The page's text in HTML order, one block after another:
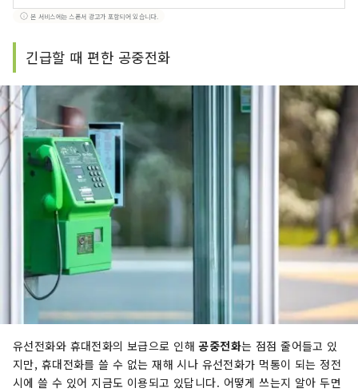
본 서비스에는 스폰서 광고가 포함되어 있습니다.
긴급할 때 편한 공중전화
유선전화와 휴대전화의 보급으로 인해공중전화는 점점 줄어들고 있
지만, 휴대전화를 쓸 수 없는 재해 시나 유선전화가 먹통이 되는 정전
시에 쓸 수 있어 지금도 이용되고 있답니다. 어떻게 쓰는지 알아 두면